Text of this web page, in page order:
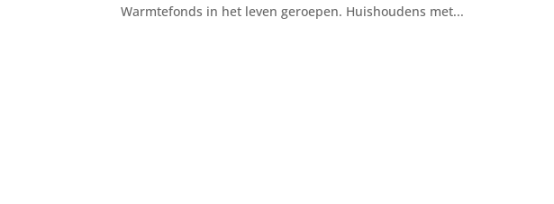
Warmtefonds in het leven geroepen. Huishoudens met...